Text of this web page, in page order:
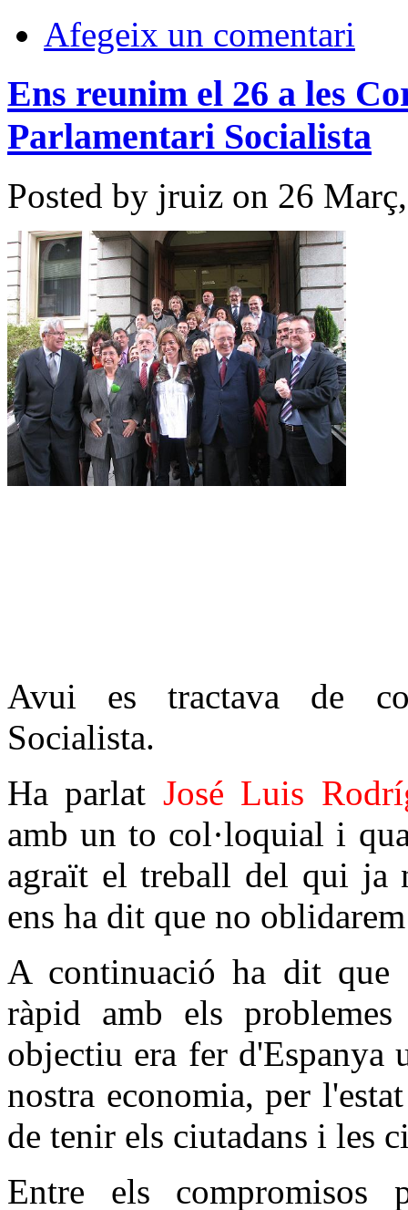
Afegeix un comentari
Ens reunim el 26 a les
Parlamentari Socialista
Posted by jruiz on 26
Avui es tractava de
Socialista.
Ha parlat José Luis
amb un to col·loquial i
agraït el treball del qui ja
ens ha dit que no
A continuació ha dit que
ràpid amb els
objectiu era fer d'Espanya
nostra economia, per
de tenir els ciutadans i les
Entre els compromisos